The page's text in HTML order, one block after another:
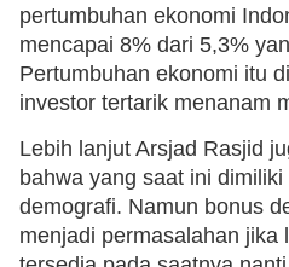
pertumbuhan ekonomi
mencapai 8% dari 5,3%
Pertumbuhan ekonomi itu
investor tertarik menanam
Lebih lanjut Arsjad Rasjid
bahwa yang saat ini
demografi. Namun bonus
menjadi permasalahan jika